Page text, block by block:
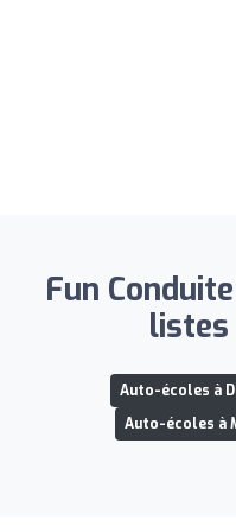
Fun
listes
Auto-écoles à
Auto-écoles à